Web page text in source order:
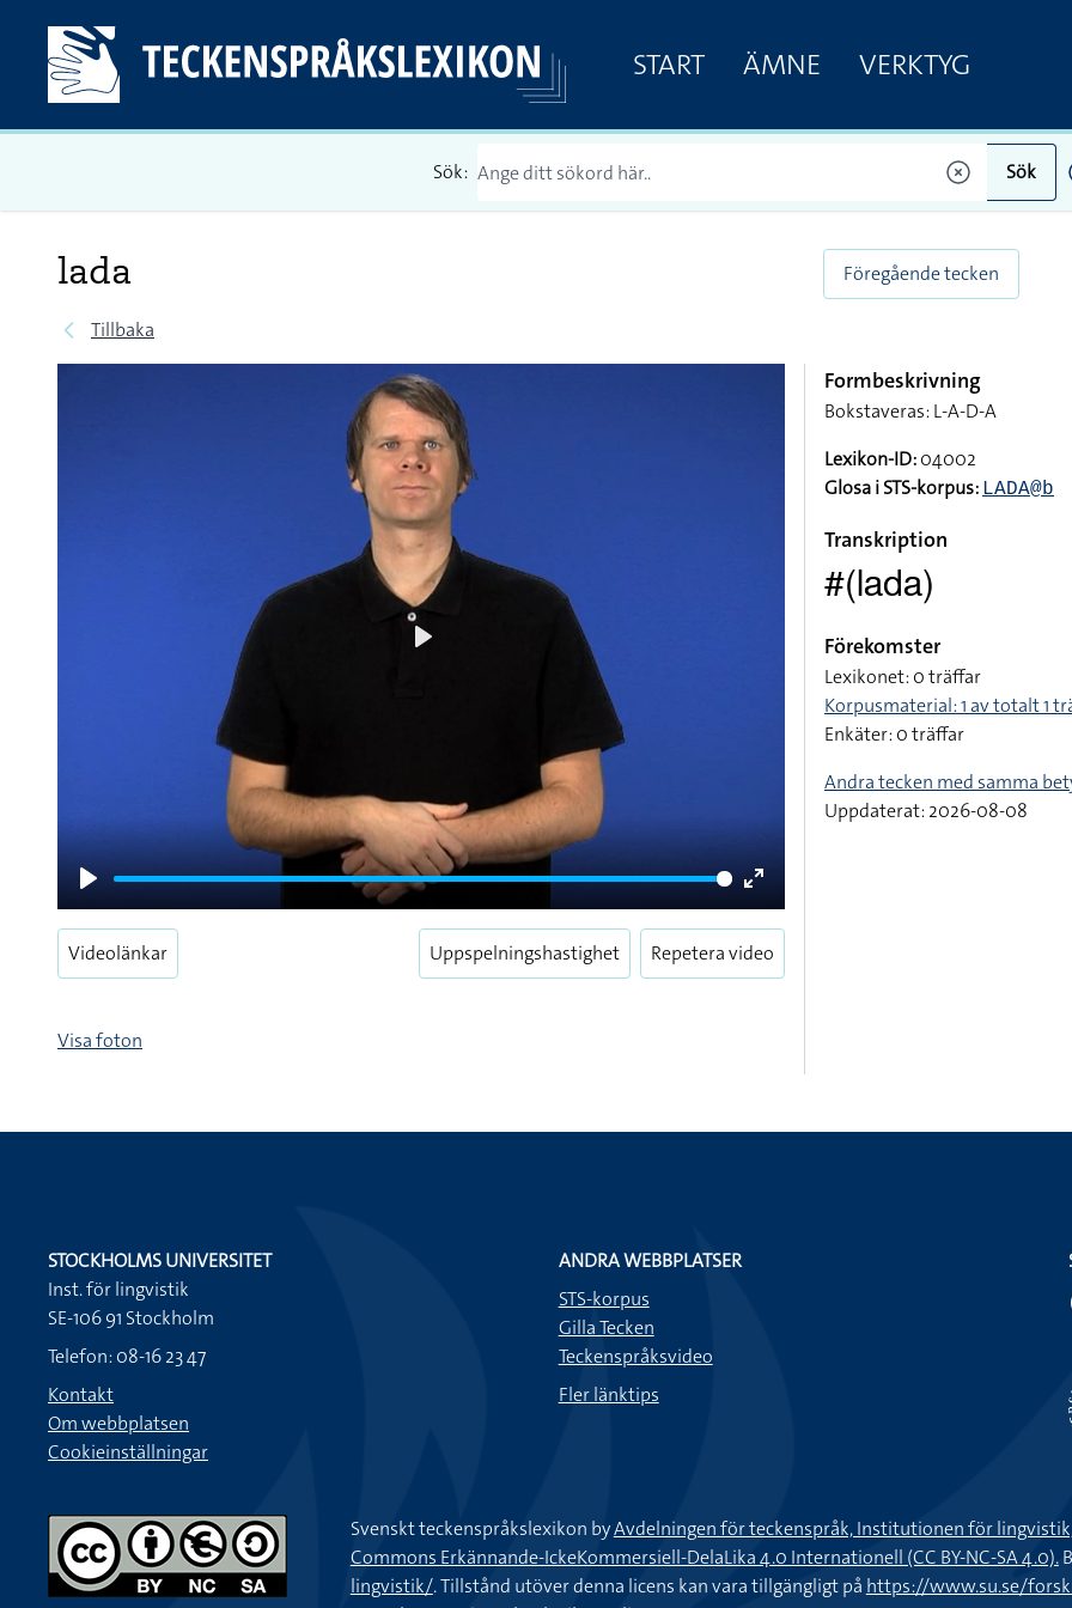
START ÄMNE VERKTYG
Sök: Sök
lada
Tillbaka
Föregående tecken
Play
Enter
fullscreen
Videolänkar Uppspelningshastighet Repetera video
Visa foton
Formbeskrivning
Bokstaveras: L-A-D-A
Lexikon-ID:04002
Glosa i STS-korpus: LADA@b
Transkription
#(lada)
Förekomster
Lexikonet: 0 träffar
Korpusmaterial: 1 av totalt 1
Enkäter: 0 träffar
Andra tecken med samma
Uppdaterat: 2026-08-08
STOCKHOLMS UNIVERSITET
Inst. för lingvistik
SE-106 91 Stockholm
Telefon: 08-16 23 47
Kontakt
Om webbplatsen
Cookieinställningar
ANDRA WEBBPLATSER
STS-korpus
Gilla Tecken
Teckenspråksvideo
Fler länktips
Svenskt teckenspråkslexikon byAvdelningen för teckenspråk, Institutionen för
Commons Erkännande-IckeKommersiell-DelaLika 4.0 Internationell (CC BY-NC-SA 4.0).
lingvistik/. Tillstånd utöver denna licens kan vara tillgängligt på https://www.su.se/